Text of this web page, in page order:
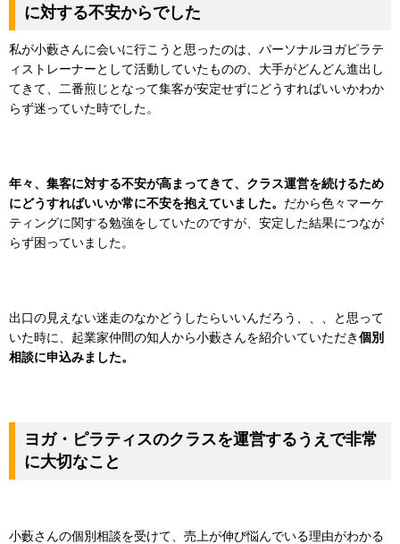
に対する不安からでした
私が小藪さんに会いに行こうと思ったのは、パーソナルヨガピラテ
ィストレーナーとして活動していたものの、大手がどんどん進出し
てきて、二番煎じとなって集客が安定せずにどうすればいいかわか
らず迷っていた時でした。
年々、集客に対する不安が高まってきて、クラス運営を続けるため
にどうすればいいか常に不安を抱えていました。 だから色々マーケ
ティングに関する勉強をしていたのですが、安定した結果につなが
らず困っていました。
出口の見えない迷走のなかどうしたらいいんだろう、、、と思って
いた時に、起業家仲間の知人から小藪さんを紹介いていただき個別
相談に申込みました。
ヨガ・ピラティスのクラスを運営するうえで非常
に大切なこと
小藪さんの個別相談を受けて、売上が伸び悩んでいる理由がわかる